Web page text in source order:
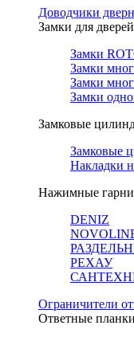
Доводчики
Замки для
Замки
Замки
Замки
Замки
Замковые
Замковые
Накладки
Нажимные
DENIZ
РЕХАУ
Ограничители
Ответные